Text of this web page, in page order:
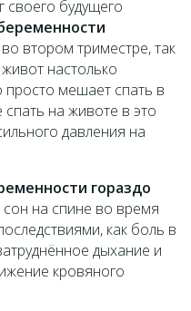
своего будущего
втором триместре, так
настолько
просто мешает спать в
на животе в это
давления на
гораздо
на спине во время
как боль в
дыхание и
кровяного